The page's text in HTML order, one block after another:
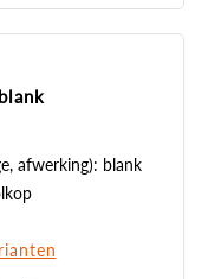
afwerking): blank